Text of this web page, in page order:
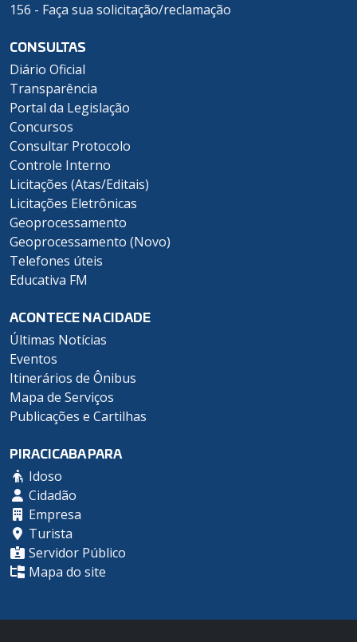
156 - Faça sua solicitação/reclamação
CONSULTAS
Diário Oficial
Transparência
Portal da Legislação
Concursos
Consultar Protocolo
Controle Interno
Licitações (Atas/Editais)
Licitações Eletrônicas
Geoprocessamento
Geoprocessamento (Novo)
Telefones úteis
Educativa FM
ACONTECE NA CIDADE
Últimas Notícias
Eventos
Itinerários de Ônibus
Mapa de Serviços
Publicações e Cartilhas
PIRACICABA PARA
Idoso
Cidadão
Empresa
Turista
Servidor Público
Mapa do site